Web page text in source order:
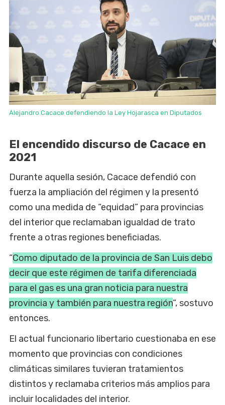
Alejandro Cacace defendiendo la Ley Hojarasca en Diputados
El encendido discurso de Cacace en
2021
Durante aquella sesión, Cacace defendió con
fuerza la ampliación del régimen y la presentó
como una medida de “equidad” para provincias
del interior que reclamaban igualdad de trato
frente a otras regiones beneficiadas.
“Como diputado de la provincia de San Luis debo
decir que este régimen de tarifa diferenciada
para el gas es una gran noticia para nuestra
provincia y también para nuestra región”, sostuvo
entonces.
El actual funcionario libertario cuestionaba en ese
momento que provincias con condiciones
climáticas similares tuvieran tratamientos
distintos y reclamaba criterios más amplios para
incluir localidades del interior.